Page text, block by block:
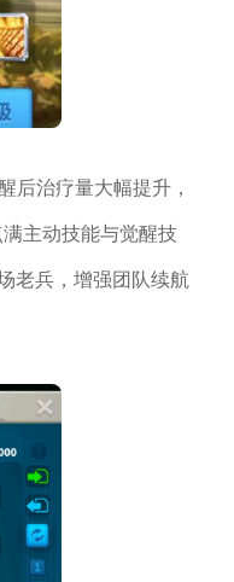
后治疗量大幅提升，
主动技能与觉醒技
老兵，增强团队续航